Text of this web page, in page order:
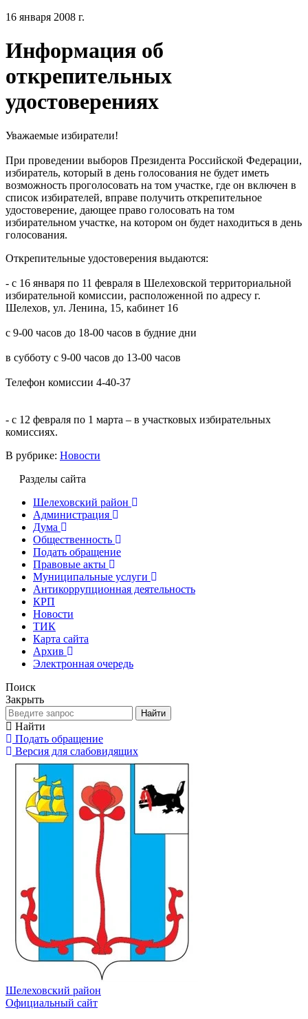
16 января 2008 г.
Информация об
открепительных
удостоверениях
Уважаемые избиратели!
При проведении выборов Президента Российской Федерации,
избиратель, который в день голосования не будет иметь
возможность проголосовать на том участке, где он включен в
список избирателей, вправе получить открепительное
удостоверение, дающее право голосовать на том
избирательном участке, на котором он будет находиться в день
голосования.
Открепительные удостоверения выдаются:
- с 16 января по 11 февраля в Шелеховской территориальной
избирательной комиссии, расположенной по адресу г.
Шелехов, ул. Ленина, 15, кабинет 16
с 9-00 часов до 18-00 часов в будние дни
в субботу с 9-00 часов до 13-00 часов
Телефон комиссии 4-40-37
- с 12 февраля по 1 марта – в участковых избирательных
комиссиях.
В рубрике: Новости
Разделы сайта
Шелеховский район
Администрация
Дума
Общественность
Подать обращение
Правовые акты
Муниципальные услуги
Антикоррупционная деятельность
КРП
Новости
ТИК
Карта сайта
Архив
Электронная очередь
Поиск
Закрыть
Найти
Найти
Подать обращение
Версия для слабовидящих
Шелеховский район
Официальный сайт